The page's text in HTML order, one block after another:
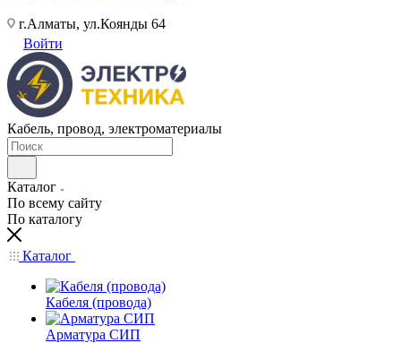
г.Алматы, ул.Коянды 64
Войти
Кабель, провод, электроматериалы
Каталог
По всему сайту
По каталогу
Каталог
Кабеля (провода)
Арматура СИП